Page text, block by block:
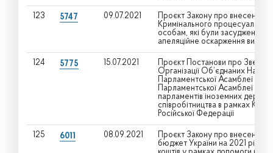
123 5747 09.07.2021
Проєкт Закону про внесення
Кримінального
особам, які були засуджені до
апеляційне оскарження вироку
124 5775 15.07.2021
Проєкт Постанови про
Організації Об’єднаних
Парламентської Асамблеї
Парламентської Асамблеї
парламентів іноземних
співробітництва в рамках
Російської Федерації
125 6011 08.09.2021
Проєкт Закону про внесення
бюджет України на 2021 рік”